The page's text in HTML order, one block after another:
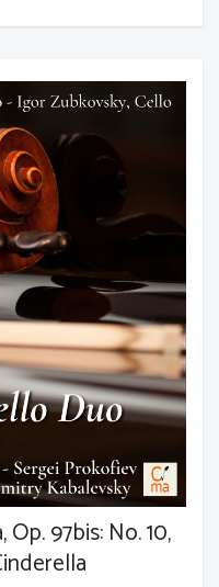
97bis: No. 10,